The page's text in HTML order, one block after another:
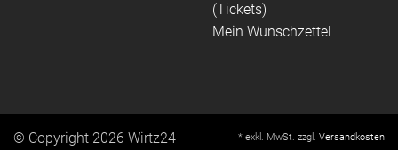
(Tickets)
Mein Wunschzettel
© Copyright 2026 Wirtz24 * exkl. MwSt. zzgl. Versandkosten